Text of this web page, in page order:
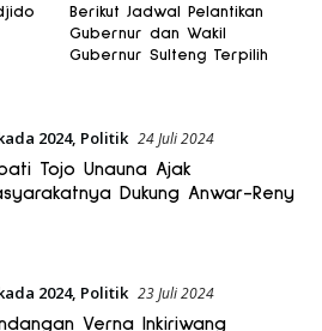
Berikut Jadwal Pelantikan
Gubernur dan Wakil
Gubernur Sulteng Terpilih
2024, Politik 24 Juli 2024
Tojo Unauna Ajak
Dukung Anwar-Reny
2024, Politik 23 Juli 2024
Verna Inkiriwang